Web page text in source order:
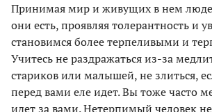
Принимая мир и живущих в нем
они есть, проявляя толерантность и
становимся более терпеливыми и
Учитесь не раздражаться из-за
стариков или малышей, не злиться,
перед вами еле идет. Вы тоже часто
идет за вами. Нетерпимый человек